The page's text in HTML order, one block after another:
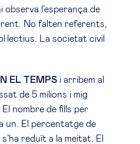
observa l’esperança de
No falten referents,
La societat civil
EL TEMPS i arribem al
de 5 milions i mig
nombre de fills per
un. El percentatge de
reduït a la meitat. El